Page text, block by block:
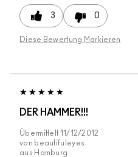
3 0
Diese Bewertung Markieren
DER HAMMER!!!
Übermittelt 11/12/2012
von beautifuleyes
aus Hamburg